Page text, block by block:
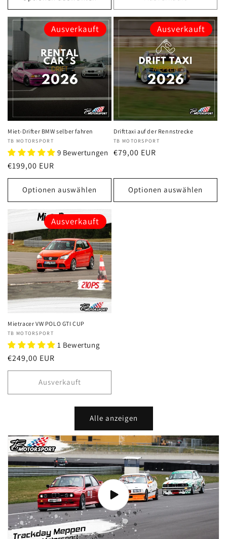
Ausverkauft
Miet-Drifter BMW selber fahren
Anbieter:
TB MOTORSPORT
9 Bewertungen
Normaler
Preis
€199,00 EUR
Optionen auswählen
Ausverkauft
Drifttaxi auf der Rennstrecke
Anbieter:
TB MOTORSPORT
Normaler
€79,00 EUR
Optionen auswählen
Ausverkauft
Mietracer VW POLO GTI CUP
Anbieter:
TB MOTORSPORT
1 Bewertung
Normaler
Preis
€249,00 EUR
Ausverkauft
Alle anzeigen